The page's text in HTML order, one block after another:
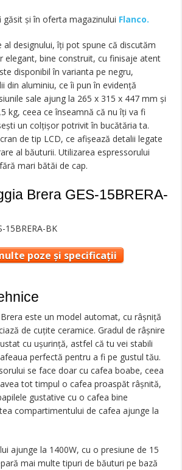
găsit și în oferta magazinului Flanco.
al designului, îți pot spune că discutăm
elegant, bine construit, cu finisaje atent
disponibil în varianta pe negru,
din aluminiu, ce îi pun în evidență
sale ajung la 265 x 315 x 447 mm și
kg, ceea ce înseamnă că nu îți va fi
un colțișor potrivit în bucătăria ta.
de tip LCD, ce afișează detalii legate
al băuturii. Utilizarea espressorului
mari bătăi de cap.
Brera GES-15BRERA-
poze și specificații
este un model automat, cu râșniță
de cuțite ceramice. Gradul de râșnire
cu ușurință, astfel că tu vei stabili
perfectă pentru a fi pe gustul tău.
se face doar cu cafea boabe, ceea
tot timpul o cafea proaspăt râșnită,
gustative cu o cafea bine
compartimentului de cafea ajunge la
ajunge la 1400W, cu o presiune de 15
mai multe tipuri de băuturi pe bază